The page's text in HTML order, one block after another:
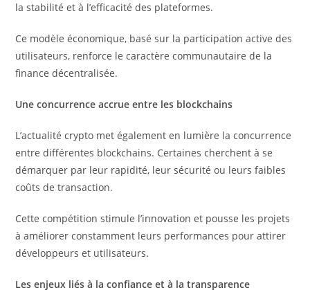
la stabilité et à l’efficacité des plateformes.
Ce modèle économique, basé sur la participation active des
utilisateurs, renforce le caractère communautaire de la
finance décentralisée.
Une concurrence accrue entre les blockchains
L’actualité crypto met également en lumière la concurrence
entre différentes blockchains. Certaines cherchent à se
démarquer par leur rapidité, leur sécurité ou leurs faibles
coûts de transaction.
Cette compétition stimule l’innovation et pousse les projets
à améliorer constamment leurs performances pour attirer
développeurs et utilisateurs.
Les enjeux liés à la confiance et à la transparence